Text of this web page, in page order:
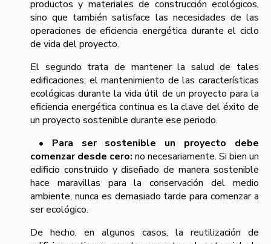
productos y materiales de construcción ecológicos,
sino que también satisface las necesidades de las
operaciones de eficiencia energética durante el ciclo
de vida del proyecto.
El segundo trata de mantener la salud de tales
edificaciones; el mantenimiento de las características
ecológicas durante la vida útil de un proyecto para la
eficiencia energética continua es la clave del éxito de
un proyecto sostenible durante ese periodo.
• Para ser sostenible un proyecto debe
comenzar desde cero: no necesariamente. Si bien un
edificio construido y diseñado de manera sostenible
hace maravillas para la conservación del medio
ambiente, nunca es demasiado tarde para comenzar a
ser ecológico.
De hecho, en algunos casos, la reutilización de